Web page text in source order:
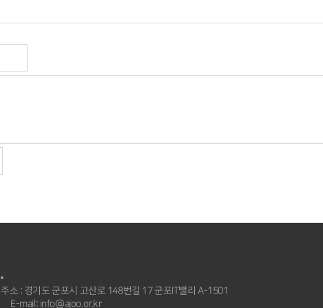
주소 : 경기도 군포시 고산로 148번길 17 군포IT밸리 A-1501
E-mail: info@ajoo.or.kr